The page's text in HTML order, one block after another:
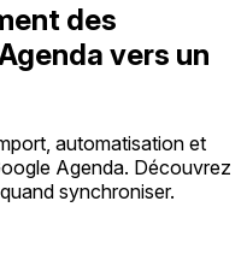
des
vers un
automatisation et
Agenda. Découvrez
synchroniser.